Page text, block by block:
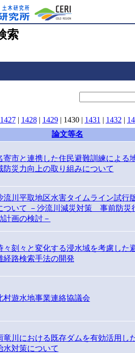
索
1427| 1428| 1429| 1430| 1431 | 1432 |
論文等名
寄市と連携した住民避難訓練による
防災力向上の取り組みについて
流川平取地区水害タイムライン試行
ついて －沙流川減災対策 事前防災
計画の検討－
々刻々と変化する浸水域を考慮した
経路検索手法の開発
村遊水地事業連絡協議会
竜川における既存ダムを有効活用し
水対策について